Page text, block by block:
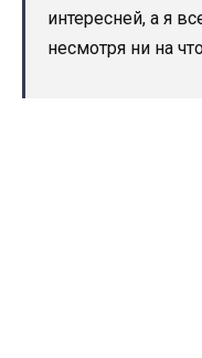
интересней, а я
несмотря ни на